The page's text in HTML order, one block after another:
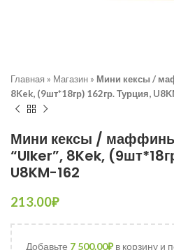
Главная » Магазин » Мини кексы /
8Kek, (9шт*18гр) 162гр. Турция,
Мини кексы /
“Ulker”, 8Kek,
U8KM-162
213.00₽
Добавьте 7 500.00₽в корзину и